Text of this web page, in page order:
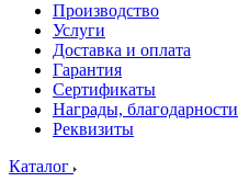
Производство
Услуги
Доставка и оплата
Гарантия
Сертификаты
Награды, благодарности
Реквизиты
Каталог